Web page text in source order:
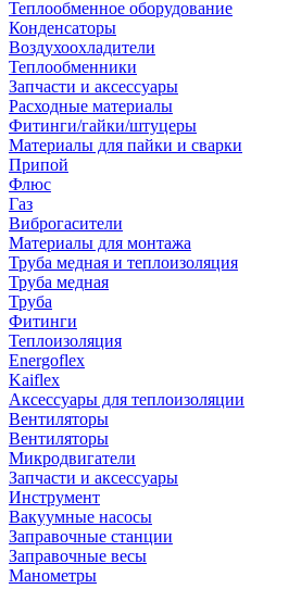
Теплообменное оборудование
Конденсаторы
Воздухоохладители
Теплообменники
Запчасти и аксессуары
Расходные материалы
Фитинги/гайки/штуцеры
Материалы для пайки и сварки
Припой
Флюс
Газ
Виброгасители
Материалы для монтажа
Труба медная и теплоизоляция
Труба медная
Труба
Фитинги
Теплоизоляция
Energoflex
Kaiflex
Аксессуары для теплоизоляции
Вентиляторы
Вентиляторы
Микродвигатели
Запчасти и аксессуары
Инструмент
Вакуумные насосы
Заправочные станции
Заправочные весы
Манометры